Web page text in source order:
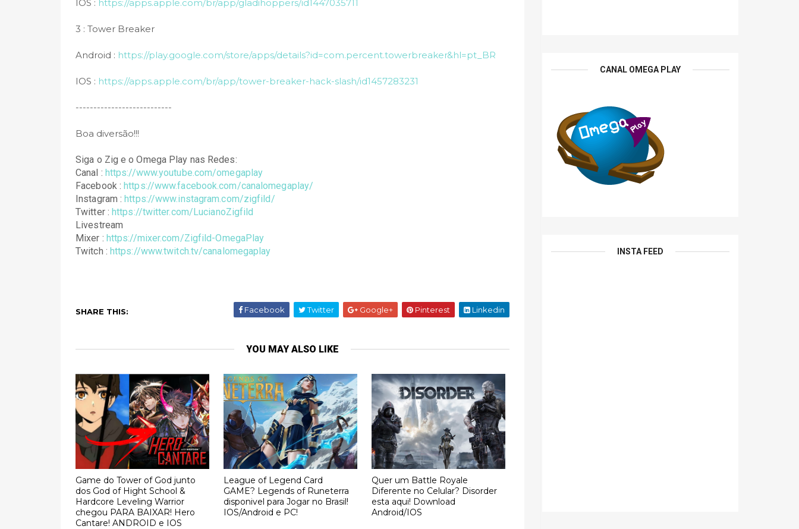
IOS : https://apps.apple.com/br/app/gladihoppers/id1447035711
3 : Tower Breaker
Android : https://play.google.com/store/apps/details?id=com.percent.towerbreaker&hl=pt_BR
IOS : https://apps.apple.com/br/app/tower-breaker-hack-slash/id1457283231
---------------------------
Boa diversão!!!
Siga o Zig e o Omega Play nas Redes:
Canal : https://www.youtube.com/omegaplay
Facebook : https://www.facebook.com/canalomegaplay/
Instagram : https://www.instagram.com/zigfild/
Twitter : https://twitter.com/LucianoZigfild
Livestream
Mixer : https://mixer.com/Zigfild-OmegaPlay
Twitch : https://www.twitch.tv/canalomegaplay
SHARE THIS: Facebook Twitter Google+ Pinterest Linkedin
YOU MAY ALSO LIKE
Game do Tower of God junto
dos God of Hight School &
Hardcore Leveling Warrior
chegou PARA BAIXAR! Hero
Cantare! ANDROID e IOS
League of Legend Card
GAME? Legends of Runeterra
disponivel para Jogar no Brasil!
IOS/Android e PC!
Quer um Battle Royale
Diferente no Celular? Disorder
esta aqui! Download
Android/IOS
CANAL OMEGA PLAY
INSTA FEED